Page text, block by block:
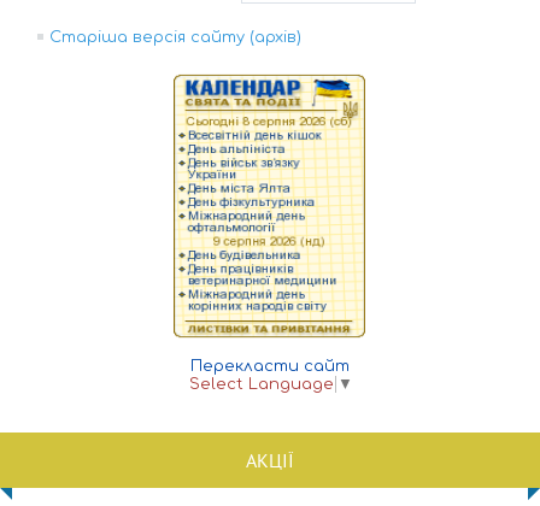
Старіша версія сайту (архів)
Перекласти сайт
Select Language ▼
АКЦІЇ